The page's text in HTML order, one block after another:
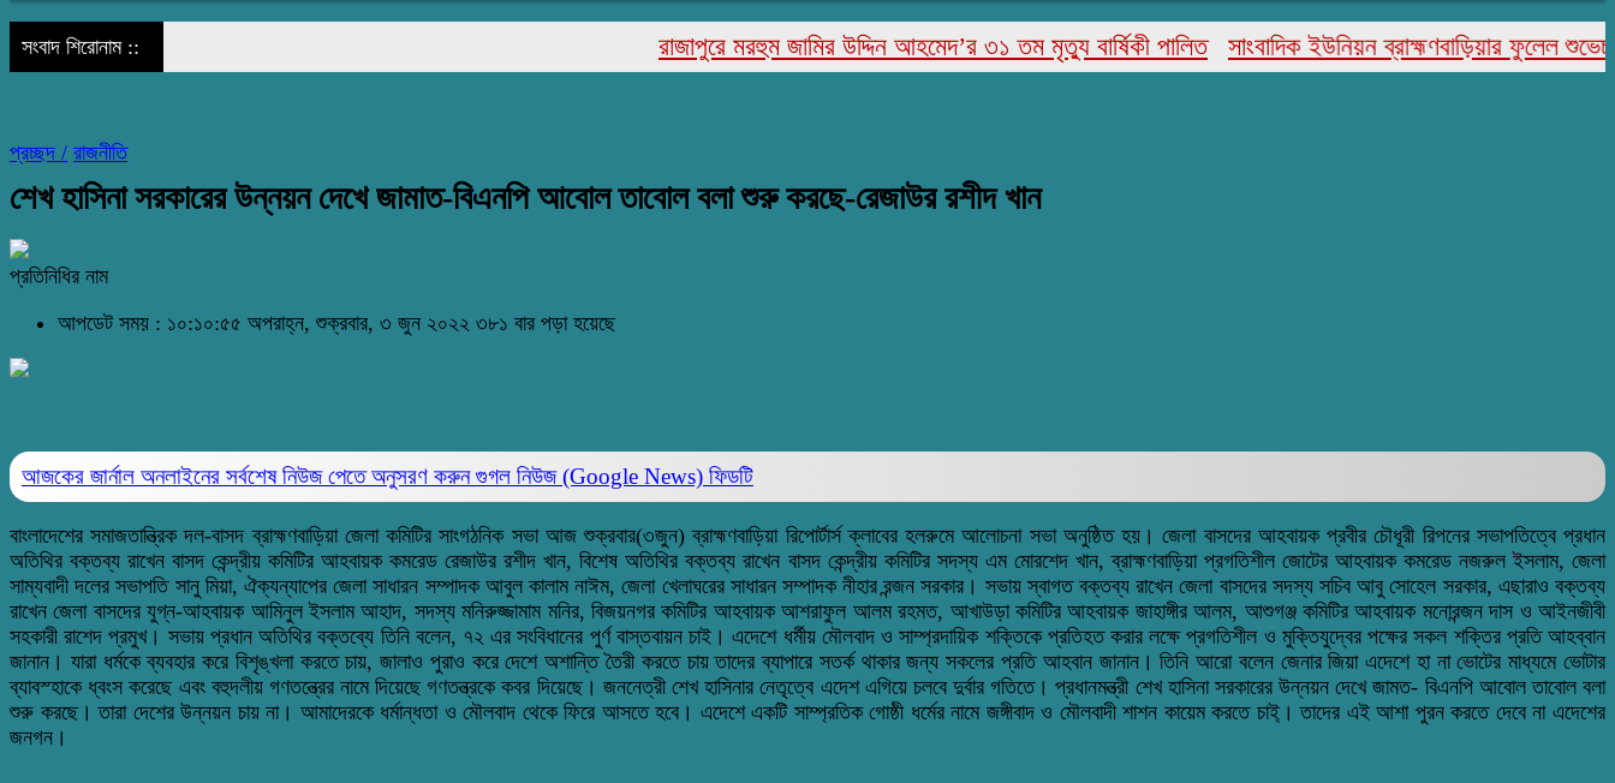
সংবাদ শিরোনাম :: রাজাপুরে মরহুম জামির উদ্দিন আহমেদ’র ৩১ তম মৃত্যু বার্ষিকী পালিত সাংবাদিক ইউনিয়ন ব্রাহ্মণবাড়িয়ার ফুলেল শুভেচ্ছা ও
প্রচ্ছদ / রাজনীতি
শেখ হাসিনা সরকারের উন্নয়ন দেখে জামাত-বিএনপি আবোল তাবোল বলা শুরু করছে-রেজাউর রশীদ খান
প্রতিনিধির নাম
আপডেট সময় : ১০:১০:৫৫ অপরাহ্ন, শুক্রবার, ৩ জুন ২০২২ ৩৮১ বার পড়া হয়েছে
আজকের জার্নাল অনলাইনের সর্বশেষ নিউজ পেতে অনুসরণ করুনগুগল নিউজ (Google News) ফিডটি
বাংলাদেশের সমাজতান্ত্রিক দল-বাসদ ব্রাহ্মণবাড়িয়া জেলা কমিটির সাংগঠনিক সভা আজ শুক্রবার(৩জুন) ব্রাহ্মণবাড়িয়া রিপোর্টার্স ক্লাবের হলরুমে আলোচনা সভা অনুষ্ঠিত হয়। জেলা বাসদের আহবায়ক প্রবীর চৌধূরী রিপনের সভাপতিত্বে প্রধান
অতিথির বক্তব্য রাখেন বাসদ কেন্দ্রীয় কমিটির আহবায়ক কমরেড রেজাউর রশীদ খান, বিশেষ অতিথির বক্তব্য রাখেন বাসদ কেন্দ্রীয় কমিটির সদস্য এম মোরশেদ খান, ব্রাহ্মণবাড়িয়া প্রগতিশীল জোটের আহবায়ক কমরেড নজরুল ইসলাম, জেলা
সাম্যবাদী দলের সভাপতি সানু মিয়া, ঐক্যন্যাপের জেলা সাধারন সম্পাদক আবুল কালাম নাঈম, জেলা খেলাঘরের সাধারন সম্পাদক নীহার রন্জন সরকার। সভায় স্বাগত বক্তব্য রাখেন জেলা বাসদের সদস্য সচিব আবু সোহেল সরকার, এছারাও বক্তব্য
রাখেন জেলা বাসদের যুগ্ন-আহবায়ক আমিনুল ইসলাম আহাদ, সদস্য মনিরুজ্জামাম মনির, বিজয়নগর কমিটির আহবায়ক আশরাফুল আলম রহমত, আখাউড়া কমিটির আহবায়ক জাহাঙ্গীর আলম, আশুগঞ্জ কমিটির আহবায়ক মনোরন্জন দাস ও আইনজীবী
সহকারী রাশেদ প্রমুখ। সভায় প্রধান অতিথির বক্তব্যে তিনি বলেন, ৭২ এর সংবিধানের পুর্ণ বাস্তবায়ন চাই। এদেশে ধর্মীয় মৌলবাদ ও সাম্প্রদায়িক শক্তিকে প্রতিহত করার লক্ষে প্রগতিশীল ও মুক্তিযুদ্বের পক্ষের সকল শক্তির প্রতি আহব্বান
জানান। যারা ধর্মকে ব্যবহার করে বিশৃঙ্খলা করতে চায়, জালাও পুরাও করে দেশে অশান্তি তৈরী করতে চায় তাদের ব্যাপারে সতর্ক থাকার জন্য সকলের প্রতি আহবান জানান। তিনি আরো বলেন জেনার জিয়া এদেশে হা না ভোটের মাধ্যমে ভোটার
ব্যাবস্হাকে ধ্বংস করেছে এবং বহুদলীয় গণতন্ত্রের নামে দিয়েছে গণতন্ত্রকে কবর দিয়েছে। জননেত্রী শেখ হাসিনার নেতৃত্বে এদেশ এগিয়ে চলবে দুর্বার গতিতে। প্রধানমন্ত্রী শেখ হাসিনা সরকারের উন্নয়ন দেখে জামত- বিএনপি আবোল তাবোল বলা
শুরু করছে। তারা দেশের উন্নয়ন চায় না। আমাদেরকে ধর্মান্ধতা ও মৌলবাদ থেকে ফিরে আসতে হবে। এদেশে একটি সাম্প্রতিক গোষ্ঠী ধর্মের নামে জঙ্গীবাদ ও মৌলবাদী শাশন কায়েম করতে চাই্। তাদের এই আশা পুরন করতে দেবে না এদেশের
জনগন।